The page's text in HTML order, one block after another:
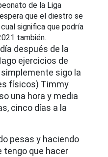
de la Liga
que el diestro se
significa que podría
también.
después de la
ejercicios de
sigo la
físicos) Timmy
una hora y media
cinco días a la
pesas y haciendo
tengo que hacer